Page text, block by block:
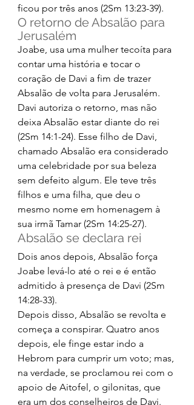
ficou por três anos (2Sm 13:23-39).
O retorno de Absalão para
Jerusalém
Joabe, usa uma mulher tecoíta para
contar uma história e tocar o
coração de Davi a fim de trazer
Absalão de volta para Jerusalém.
Davi autoriza o retorno, mas não
deixa Absalão estar diante do rei
(2Sm 14:1-24). Esse filho de Davi,
chamado Absalão era considerado
uma celebridade por sua beleza
sem defeito algum. Ele teve três
filhos e uma filha, que deu o
mesmo nome em homenagem à
sua irmã Tamar (2Sm 14:25-27).
Absalão se declara rei
Dois anos depois, Absalão força
Joabe levá-lo até o rei e é então
admitido à presença de Davi (2Sm
14:28-33).
Depois disso, Absalão se revolta e
começa a conspirar. Quatro anos
depois, ele finge estar indo a
Hebrom para cumprir um voto; mas,
na verdade, se proclamou rei com o
apoio de Aitofel, o gilonitas, que
era um dos conselheiros de Davi.